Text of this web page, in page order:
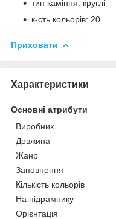
тип каміння: круглі
к-сть кольорів: 20
Приховати
Характеристики
Основні атрибути
Виробник
Довжина
Жанр
Заповнення
Кількість кольорів
На підрамнику
Орієнтація